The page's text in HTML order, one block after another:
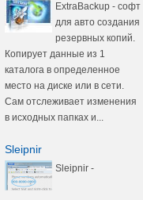
ExtraBackup - софт
для авто создания
резервных копий.
Копирует данные из 1
каталога в определенное
место на диске или в сети.
Сам отслеживает изменения
в исходных папках и...
Sleipnir
Sleipnir -